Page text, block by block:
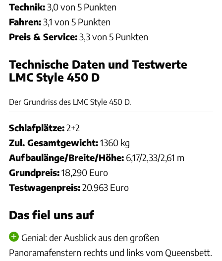
Technik:3,0 von 5 Punkten
Fahren:3,1 von 5 Punkten
Preis & Service:3,3 von 5 Punkten
Technische Daten und Testwerte
LMC Style 450 D
Der Grundriss des LMC Style 450 D.
Schlafplätze:2+2
Zul. Gesamtgewicht:1360 kg
Aufbaulänge/Breite/Höhe: 6,17/2,33/2,61 m
Grundpreis:18,290 Euro
Testwagenpreis:20.963 Euro
Das fiel uns auf
Genial: der Ausblick aus den großen
Panoramafenstern rechts und links vom Queensbett.